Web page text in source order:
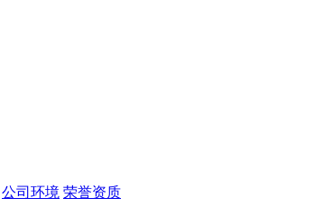
公司环境 荣誉资质